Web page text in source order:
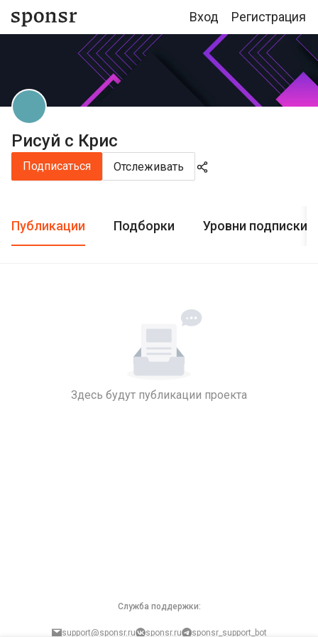
Вход Регистрация
Рисуй с Крис
Подписаться Отслеживать
Публикации Подборки Уровни подписки
Здесь будут публикации проекта
Служба поддержки:
support@sponsr.ru sponsr.ru sponsr_support_bot